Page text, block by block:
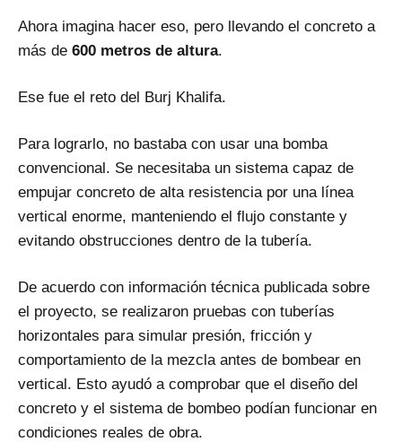
Ahora imagina hacer eso, pero llevando el concreto a
más de 600 metros de altura.
Ese fue el reto del Burj Khalifa.
Para lograrlo, no bastaba con usar una bomba
convencional. Se necesitaba un sistema capaz de
empujar concreto de alta resistencia por una línea
vertical enorme, manteniendo el flujo constante y
evitando obstrucciones dentro de la tubería.
De acuerdo con información técnica publicada sobre
el proyecto, se realizaron pruebas con tuberías
horizontales para simular presión, fricción y
comportamiento de la mezcla antes de bombear en
vertical. Esto ayudó a comprobar que el diseño del
concreto y el sistema de bombeo podían funcionar en
condiciones reales de obra.